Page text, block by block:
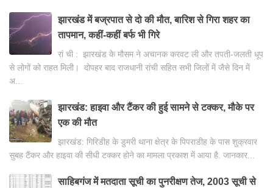
झारखंड में बज्रपात से दो की मौत, बारिश से गिरा शहर का
तापमान, कहीं-कहीं बर्फ भी गिरे
रां ची : झारखंड के मौसम ने अचानक करवट ली और तपती-जलती धूप
से लोगों को राहत मिली। दोपहर बाद राजधानी रांची सहित सभी जिलों में जैसे दिन में
अ...
झारखंड: हाइवा और टैंकर की हुई सामने से टक्कर, मौके पर
एक की मौत
झारखंड: गिरिडीह के डुमरी थाना क्षेत्र के पिपराडीह के पास शुक्रवार
सुबह टैंकर और हाइवा की सीधी टक्कर होने का मामला प्रकाश में आया है. जानकार...
साहिबगंज में मतदाता सूची का पुनरीक्षण तेज, 2003 सूची से